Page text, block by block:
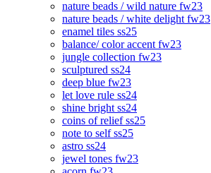
nature beads / wild nature fw23
nature beads / white delight fw23
enamel tiles ss25
balance/ color accent fw23
jungle collection fw23
sculptured ss24
deep blue fw23
let love rule ss24
shine bright ss24
coins of relief ss25
note to self ss25
astro ss24
jewel tones fw23